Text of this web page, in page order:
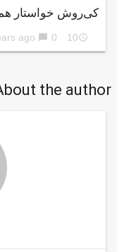
کی‌روش خواستار
access_time
10 years ago
chat_bubble 0
the author